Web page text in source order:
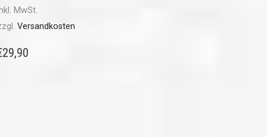
MwSt.
Versandkosten
29,90